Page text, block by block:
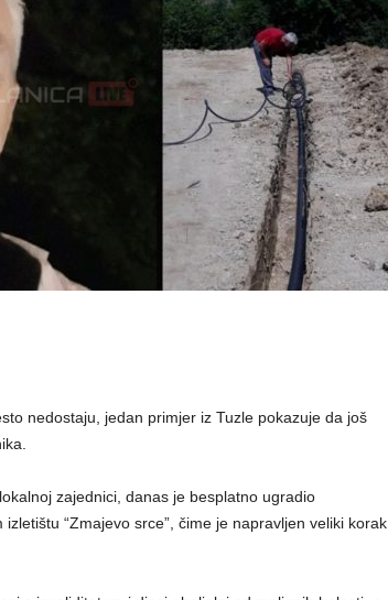
nedostaju, jedan primjer iz Tuzle pokazuje da još
zajednici, danas je besplatno ugradio
“Zmajevo srce”, čime je napravljen veliki korak